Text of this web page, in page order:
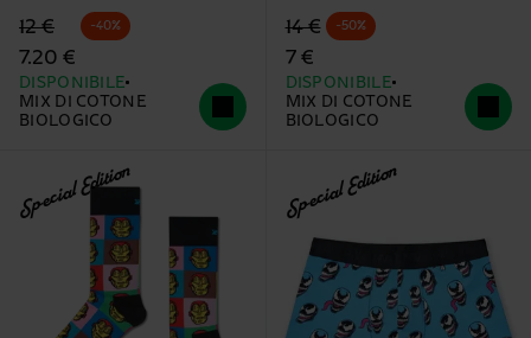
Prezzo di partenza
12 €
prezzo scontato
7.20 €
-40%
DISPONIBILE
MIX DI COTONE
BIOLOGICO
Prezzo di partenza
14 €
prezzo scontato
7 €
-50%
DISPONIBILE
MIX DI COTONE
BIOLOGICO
Special Edition Special Edition